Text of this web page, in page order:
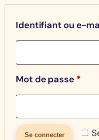
Identifiant ou e-
Mot de passe *
Se connecter